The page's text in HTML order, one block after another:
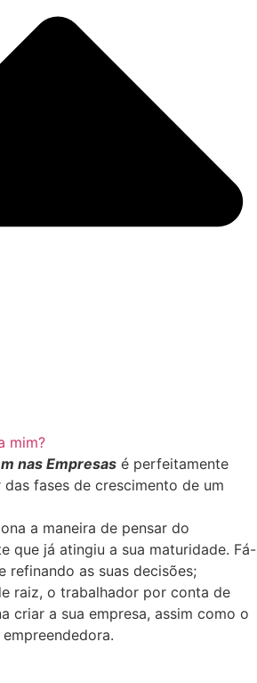
mim?
nas Empresas é perfeitamente
fases de crescimento de um
a maneira de pensar do
que já atingiu a sua maturidade. Fá-
refinando as suas decisões;
raiz, o trabalhador por conta de
criar a sua empresa, assim como o